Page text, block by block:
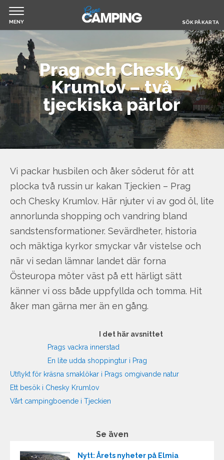
Jump
to
navigation
MENY
Hem
Filmer & Reportage
Husbil & Husvagn
Om Gone Camping
Boka camping
SÖK PÅ KARTA
Prag och Chesky
Krumlov – två
tjeckiska pärlor
Vi packar husbilen och åker söderut för att
plocka två russin ur kakan Tjeckien – Prag
och Chesky Krumlov. Här njuter vi av god öl, lite
annorlunda shopping och vandring bland
sandstensformationer. Sevärdheter, historia
och mäktiga kyrkor smyckar vår vistelse och
när vi sedan lämnar landet där forna
Östeuropa möter väst på ett härligt sätt
känner vi oss både uppfyllda och tomma. Hit
åker man gärna mer än en gång.
I det här avsnittet
Prags vackra innerstad
En lite udda shoppingtur i Prag
Utflykt för kräsna smaklökar i Prags omgivande natur
Ett besök i Chesky Krumlov
Vårt campingboende i Tjeckien
Se även
Nytt: Årets nyheter på Elmia